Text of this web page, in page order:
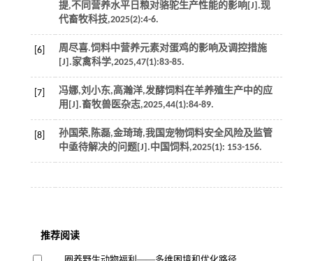
提,不同营养水平日粮对骆驼生产性能的影响[J].现
代畜牧科技,2025(2):4-6.
[6]
周尽喜.饲料中营养元素对蛋鸡的影响及调控措施
[J].家禽科学,2025,47(1):83-85.
[7]
冯娜,刘小东,高瀚洋,发酵饲料在羊养殖生产中的应
用[J].畜牧兽医杂志,2025,44(1):84-89.
[8]
孙国荣,陈磊,金琦琦,我国宠物饲料安全风险及监管
中亟待解决的问题[J].中国饲料,2025(1): 153-156.